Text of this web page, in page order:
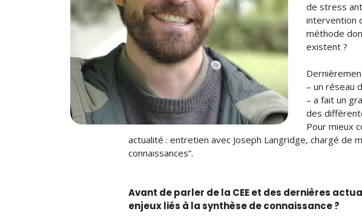
de stress
intervention
méthode
existent ?
– un réseau
– a fait un
des
Pour mieux
actualité : entretien avec Joseph Langridge, chargé de
connaissances”.
Avant de parler de la CEE et des dernières
enjeux liés à la synthèse de connaissance ?